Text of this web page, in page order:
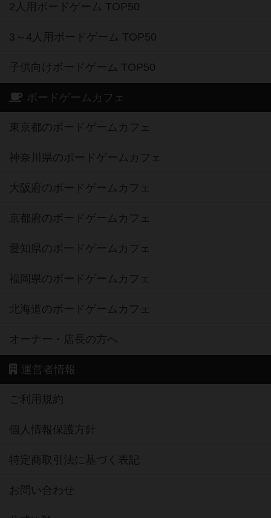
2人用ボードゲーム TOP50
3～4人用ボードゲーム TOP50
子供向けボードゲーム TOP50
ボードゲームカフェ
東京都のボードゲームカフェ
神奈川県のボードゲームカフェ
大阪府のボードゲームカフェ
京都府のボードゲームカフェ
愛知県のボードゲームカフェ
福岡県のボードゲームカフェ
北海道のボードゲームカフェ
オーナー・店長の方へ
運営者情報
ご利用規約
個人情報保護方針
特定商取引法に基づく表記
お問い合わせ